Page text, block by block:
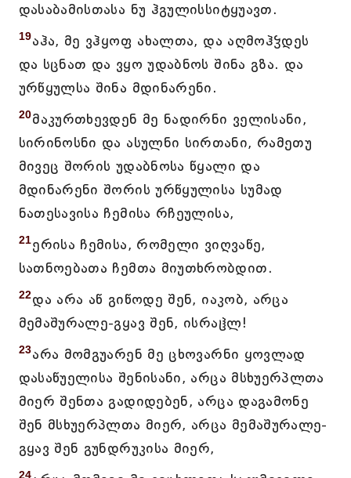
დასაბამისთასა ნუ ჰგულისსიტყუავთ.
19აჰა, მე ვჰყოფ ახალთა, და აღმოჰჴდეს
და სცნათ და ვყო უდაბნოს შინა გზა. და
ურწყულსა შინა მდინარენი.
20მაკურთხევდენ მე ნადირნი ველისანი,
სირინოსნი და ასულნი სირთანი, რამეთუ
მივეც შორის უდაბნოსა წყალი და
მდინარენი შორის ურწყულისა სუმად
ნათესავისა ჩემისა რჩეულისა,
21ერისა ჩემისა, რომელი ვიღვაწე,
სათნოებათა ჩემთა მიუთხრობდით.
22და არა აწ გიწოდე შენ, იაკობ, არცა
მემაშურალე-გყავ შენ, ისრაჱლ!
23არა მომგუარენ მე ცხოვარნი ყოვლად
დასაწუელისა შენისანი, არცა მსხუერპლთა
მიერ შენთა გადიდებენ, არცა დაგამონე
შენ მსხუერპლთა მიერ, არცა მემაშურალე-
გყავ შენ გუნდრუკისა მიერ,
24